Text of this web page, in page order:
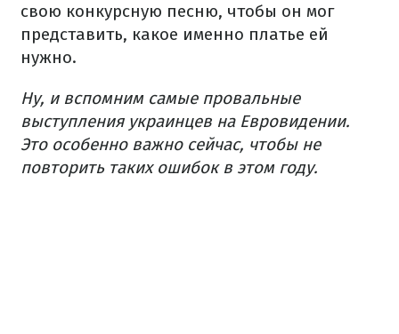
свою конкурсную песню, чтобы он мог
представить, какое именно платье ей
нужно.
Ну, и вспомним самые провальные
выступления украинцев на Евровидении.
Это особенно важно сейчас, чтобы не
повторить таких ошибок в этом году.